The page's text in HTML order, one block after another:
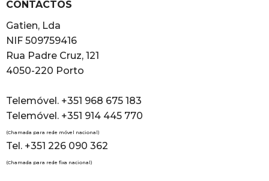
CONTACTOS
Gatien, Lda
NIF 509759416
Rua Padre Cruz, 121
4050-220 Porto
Telemóvel. +351 968 675 183
Telemóvel. +351 914 445 770
(Chamada para rede móvel nacional)
Tel. +351 226 090 362
(Chamada para rede fixa nacional)